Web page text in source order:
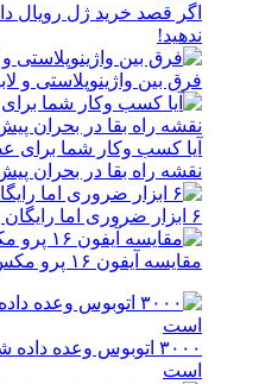
اگر قصد خرید ژل رویال
ندهید!
فرق بین واژینوپلاستی و
آیا کسب وکار شما
نقشه راه بقا در بحران
۶ ابزار ضروری اما رایگان برای ترید موفق در فارکس
مقایسه آیفون ۱۶ پرو مکس با سایر پرچمداران بازار
۳۰۰۰ اتوبوس وعده
است